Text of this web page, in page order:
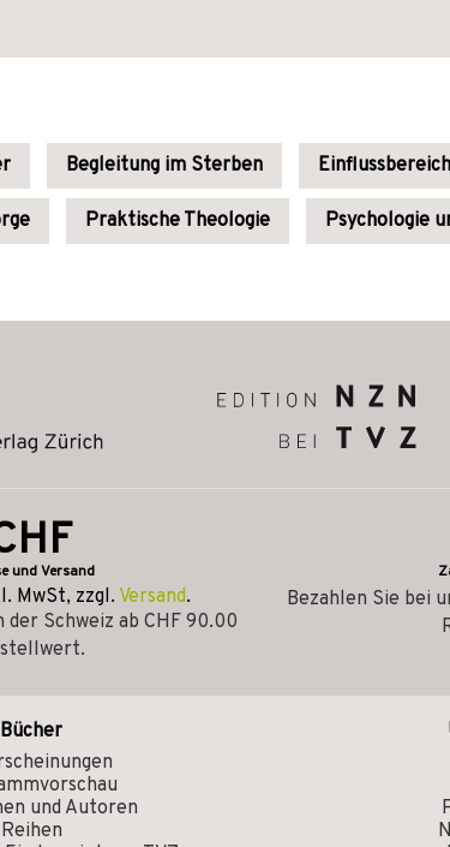
Begleitung im Sterben
Praktische Theologie Psychologie
und Versand
MwSt, zzgl. Versand.
Schweiz ab CHF 90.00
Bezahlen Sie bei
Bücher
und Autoren
Reihen